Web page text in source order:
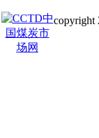
copyright